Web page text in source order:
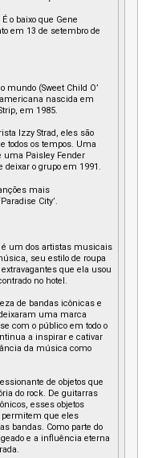
o baixo que Gene
em 13 de setembro de
mundo (Sweet Child O’
nascida em
em 1985.
Izzy Strad, eles são
todos os tempos. Uma
uma Paisley Fender
deixar o grupo em 1991.
mais
City’.
é um dos artistas musicais
seu estilo de roupa
que ela usou
no hotel.
de bandas icônicas e
uma marca
com o público em todo o
a inspirar e cativar
da música como
de objetos que
do rock. De guitarras
esses objetos
que eles
bandas. Como parte do
e a influência eterna